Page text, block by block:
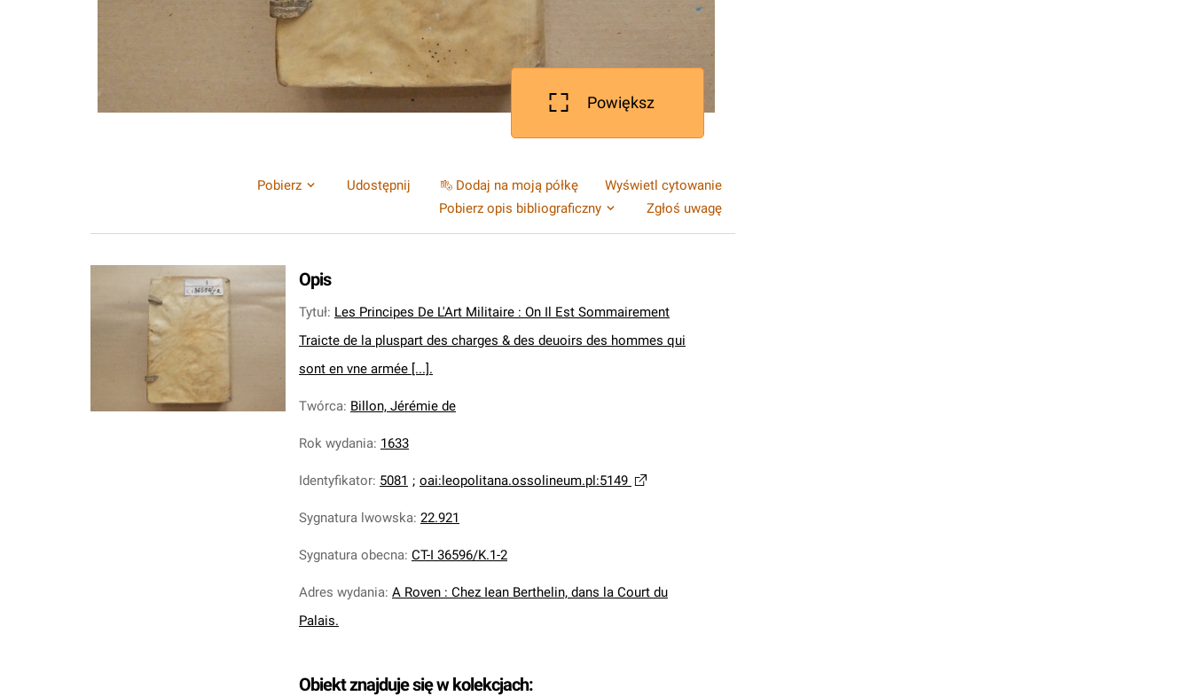
Powiększ
Pobierz Udostępnij Dodaj na moją półkę
Wyświetl cytowanie
Pobierz opis bibliograficzny
Zgłoś uwagę
Opis
Tytuł: Les Principes De L'Art Militaire : On Il Est Sommairement
Traicte de la pluspart des charges & des deuoirs des hommes qui
sont en vne armée [...].
Twórca: Billon, Jérémie de
Rok wydania: 1633
Identyfikator: 5081 ; oai:leopolitana.ossolineum.pl:5149
Sygnatura lwowska: 22.921
Sygnatura obecna: CT-I 36596/K.1-2
Adres wydania: A Roven : Chez Iean Berthelin, dans la Court du
Palais.
Obiekt znajduje się w kolekcjach: